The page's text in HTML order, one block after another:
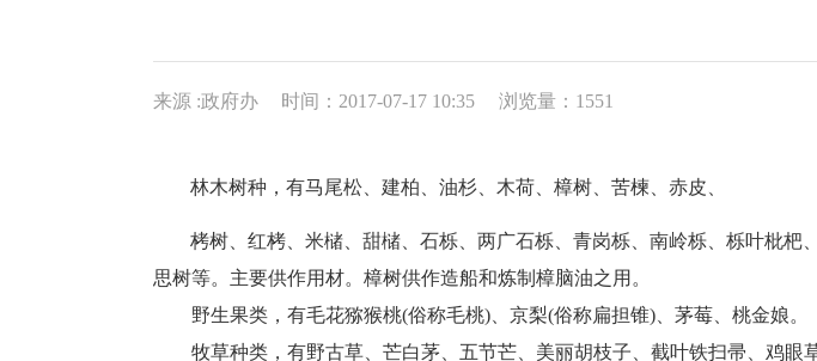
来源 :政府办 时间：2017-07-17 10:35 浏览量： 1551
林木树种，有马尾松、建柏、油杉、木荷、樟树、苦楝、赤皮、
栲树、红栲、米槠、甜槠、石栎、两广石栎、青岗栎、南岭栎、栎叶枇
思树等。主要供作用材。樟树供作造船和炼制樟脑油之用。
野生果类，有毛花猕猴桃(俗称毛桃)、京梨(俗称扁担锥)、茅莓、桃金娘。
牧草种类，有野古草、芒白茅、五节芒、美丽胡枝子、截叶铁扫帚、鸡眼